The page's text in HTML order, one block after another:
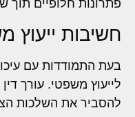
פתרונות חלופיים תוך
חשיבות ייעוץ
בעת התמודדות עם
לייעוץ משפטי. עורך
להסביר את השלכות